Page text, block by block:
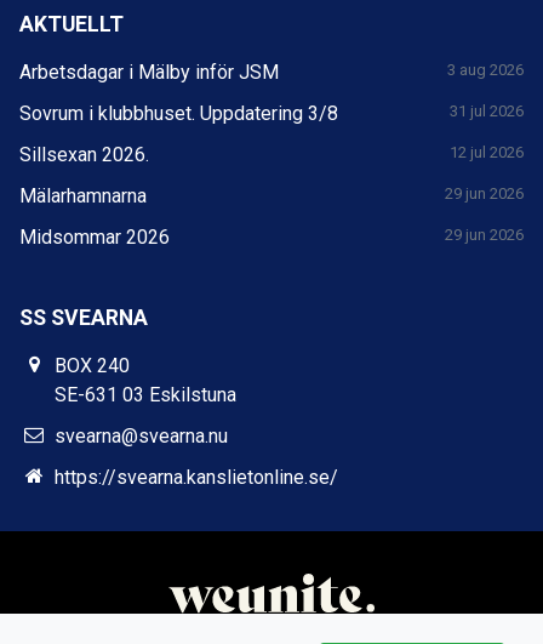
AKTUELLT
Arbetsdagar i Mälby inför JSM 3 aug 2026
Sovrum i klubbhuset. Uppdatering 3/8 31 jul 2026
Sillsexan 2026. 12 jul 2026
Mälarhamnarna 29 jun 2026
Midsommar 2026 29 jun 2026
SS SVEARNA
BOX 240
SE-631 03 Eskilstuna
svearna@svearna.nu
https://svearna.kanslietonline.se/